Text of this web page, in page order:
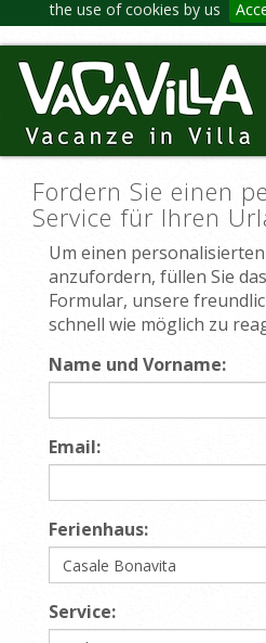
the use of cookies by us
Fordern Sie einen
Service für Ihren
Um einen personalisierten
anzufordern, füllen Sie
Formular, unsere
schnell wie möglich zu
Name und Vorname:
Email:
Ferienhaus:
Service: